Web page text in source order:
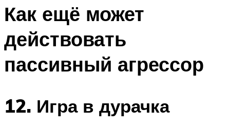
Как ещё может
действовать
пассивный агрессор
12. Игра в дурачка